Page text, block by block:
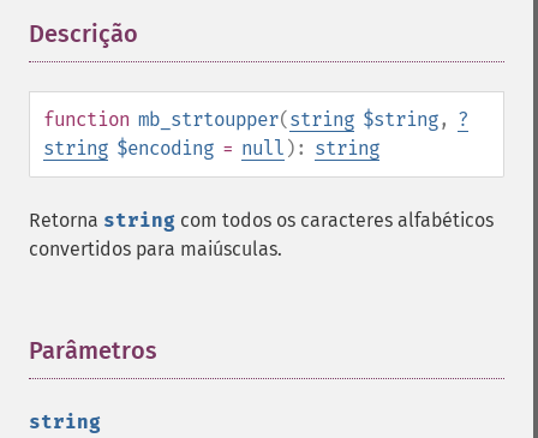
Descrição
function mb_strtoupper(string $string, ?
string $encoding = null ): string
Retorna string com todos os caracteres alfabéticos
convertidos para maiúsculas.
Parâmetros
string